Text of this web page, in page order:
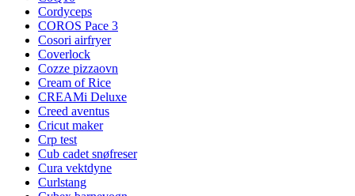
Cordyceps
COROS Pace 3
Cosori airfryer
Coverlock
Cozze pizzaovn
Cream of Rice
CREAMi Deluxe
Creed aventus
Cricut maker
Crp test
Cub cadet snøfreser
Cura vektdyne
Curlstang